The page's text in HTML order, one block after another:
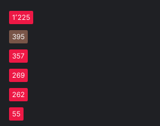
1٬225
395
357
269
262
55